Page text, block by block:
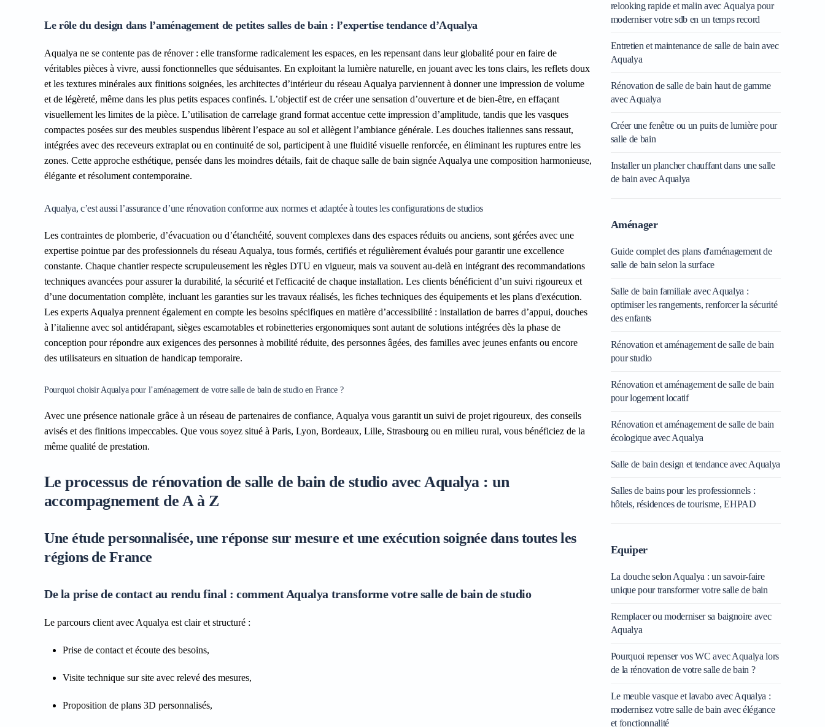
Le rôle du design dans l’aménagement de petites salles de bain : l’expertise tendance d’Aqualya
Aqualya ne se contente pas de rénover : elle transforme radicalement les espaces, en les repensant dans leur globalité pour en faire de
véritables pièces à vivre, aussi fonctionnelles que séduisantes. En exploitant la lumière naturelle, en jouant avec les tons clairs, les reflets doux
et les textures minérales aux finitions soignées, les architectes d’intérieur du réseau Aqualya parviennent à donner une impression de volume
et de légèreté, même dans les plus petits espaces confinés. L’objectif est de créer une sensation d’ouverture et de bien-être, en effaçant
visuellement les limites de la pièce. L’utilisation de carrelage grand format accentue cette impression d’amplitude, tandis que les vasques
compactes posées sur des meubles suspendus libèrent l’espace au sol et allègent l’ambiance générale. Les douches italiennes sans ressaut,
intégrées avec des receveurs extraplat ou en continuité de sol, participent à une fluidité visuelle renforcée, en éliminant les ruptures entre les
zones. Cette approche esthétique, pensée dans les moindres détails, fait de chaque salle de bain signée Aqualya une composition harmonieuse,
élégante et résolument contemporaine.
Aqualya, c’est aussi l’assurance d’une rénovation conforme aux normes et adaptée à toutes les configurations de studios
Les contraintes de plomberie, d’évacuation ou d’étanchéité, souvent complexes dans des espaces réduits ou anciens, sont gérées avec une
expertise pointue par des professionnels du réseau Aqualya, tous formés, certifiés et régulièrement évalués pour garantir une excellence
constante. Chaque chantier respecte scrupuleusement les règles DTU en vigueur, mais va souvent au-delà en intégrant des recommandations
techniques avancées pour assurer la durabilité, la sécurité et l'efficacité de chaque installation. Les clients bénéficient d’un suivi rigoureux et
d’une documentation complète, incluant les garanties sur les travaux réalisés, les fiches techniques des équipements et les plans d'exécution.
Les experts Aqualya prennent également en compte les besoins spécifiques en matière d’accessibilité : installation de barres d’appui, douches
à l’italienne avec sol antidérapant, sièges escamotables et robinetteries ergonomiques sont autant de solutions intégrées dès la phase de
conception pour répondre aux exigences des personnes à mobilité réduite, des personnes âgées, des familles avec jeunes enfants ou encore
des utilisateurs en situation de handicap temporaire.
Pourquoi choisir Aqualya pour l’aménagement de votre salle de bain de studio en France ?
Avec une présence nationale grâce à un réseau de partenaires de confiance, Aqualya vous garantit un suivi de projet rigoureux, des conseils
avisés et des finitions impeccables. Que vous soyez situé à Paris, Lyon, Bordeaux, Lille, Strasbourg ou en milieu rural, vous bénéficiez de la
même qualité de prestation.
Le processus de rénovation de salle de bain de studio avec Aqualya : un
accompagnement de A à Z
Une étude personnalisée, une réponse sur mesure et une exécution soignée dans toutes les
régions de France
De la prise de contact au rendu final : comment Aqualya transforme votre salle de bain de studio
Le parcours client avec Aqualya est clair et structuré :
Prise de contact et écoute des besoins,
Visite technique sur site avec relevé des mesures,
Proposition de plans 3D personnalisés,
relooking rapide et malin avec Aqualya pour
moderniser votre sdb en un temps record
Entretien et maintenance de salle de bain avec
Aqualya
Rénovation de salle de bain haut de gamme
avec Aqualya
Créer une fenêtre ou un puits de lumière pour
salle de bain
Installer un plancher chauffant dans une salle
de bain avec Aqualya
Aménager
Guide complet des plans d'aménagement de
salle de bain selon la surface
Salle de bain familiale avec Aqualya :
optimiser les rangements, renforcer la sécurité
des enfants
Rénovation et aménagement de salle de bain
pour studio
Rénovation et aménagement de salle de bain
pour logement locatif
Rénovation et aménagement de salle de bain
écologique avec Aqualya
Salle de bain design et tendance avec Aqualya
Salles de bains pour les professionnels :
hôtels, résidences de tourisme, EHPAD
Equiper
La douche selon Aqualya : un savoir-faire
unique pour transformer votre salle de bain
Remplacer ou moderniser sa baignoire avec
Aqualya
Pourquoi repenser vos WC avec Aqualya lors
de la rénovation de votre salle de bain ?
Le meuble vasque et lavabo avec Aqualya :
modernisez votre salle de bain avec élégance
et fonctionnalité